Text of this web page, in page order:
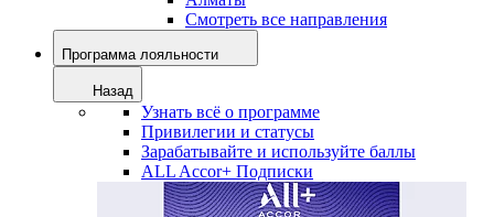
Смотреть все направления
Программа лояльности
Назад
Узнать всё о программе
Привилегии и статусы
Зарабатывайте и используйте баллы
ALL Accor+ Подписки